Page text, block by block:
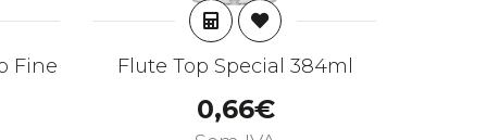
Fine
ADICIONAR
Flute Top Special 384ml
0,66€